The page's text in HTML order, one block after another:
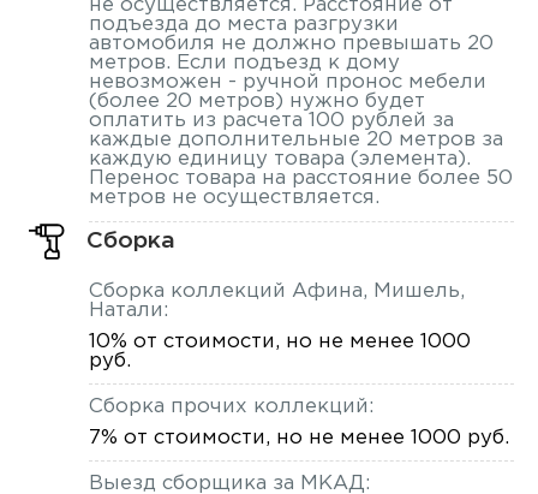
не осуществляется. Расстояние от
подъезда до места разгрузки
автомобиля не должно превышать 20
метров. Если подъезд к дому
невозможен - ручной пронос мебели
(более 20 метров) нужно будет
оплатить из расчета 100 рублей за
каждые дополнительные 20 метров за
каждую единицу товара (элемента).
Перенос товара на расстояние более 50
метров не осуществляется.
Сборка
Сборка коллекций Афина, Мишель,
Натали:
10% от стоимости, но не менее 1000
руб.
Сборка прочих коллекций:
7% от стоимости, но не менее 1000 руб.
Выезд сборщика за МКАД: